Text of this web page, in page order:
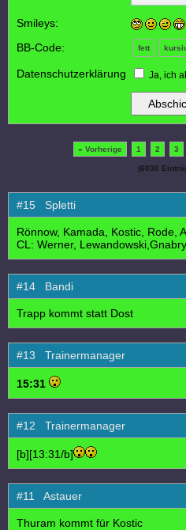
Smileys:
BB-Code:
fett
Datenschutzerklärung Ja, ich
« Vorherige 1 2 3
(6030
#15 Spletti
Rönnow, Kamada, Kostic, Rode,
CL: Werner,
#14 Bandi
Trapp kommt statt Dost
#13 Trainermanager
15:31
#12 Trainermanager
[b][13:31/b]
#11 Astauer
Thuram kommt für Kostic